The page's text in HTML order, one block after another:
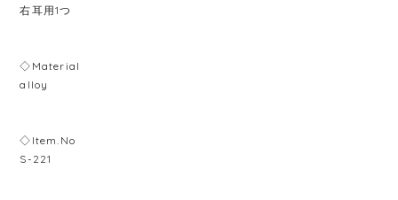
右耳用1つ
◇Material
alloy
◇Item.No
S-221